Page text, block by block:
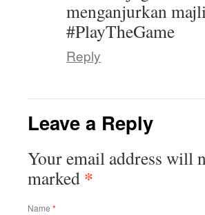
menganjurkan
#PlayTheGame
Reply
Leave a Reply
Your email address will
marked *
Name *